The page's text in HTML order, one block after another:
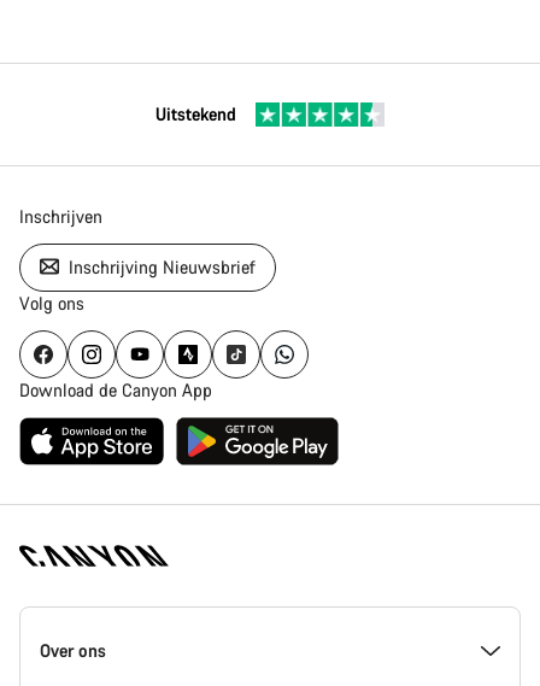
Uitstekend
Inschrijven
Inschrijving Nieuwsbrief
Volg ons
Download de Canyon App
Canyon
Homepage
Over ons